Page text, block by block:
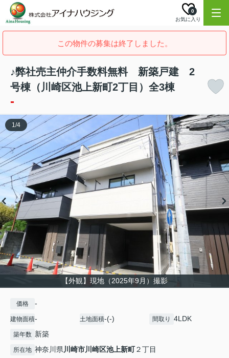
お気に入り
0
この物件の募集は終了しました。
♪弊社売主仲介手数料無料 新築戸建 2
号棟（川崎区池上新町2丁目）全3棟
-
【外観】現地（2025年9月）撮影
1/4
価格 -
建物面積- 土地面積-(-) 間取り 4LDK
築年数 新築
所在地 神奈川県川崎市川崎区池上新町２丁目